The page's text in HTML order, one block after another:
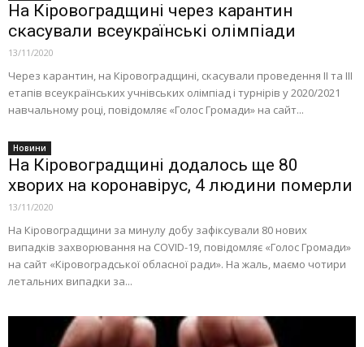
На Кіровоградщині через карантин
скасували всеукраїнські олімпіади
13/11/2020
Через карантин, на Кіровоградщині, скасували проведення ІІ та ІІІ
етапів всеукраїнських учнівських олімпіад і турнірів у 2020/2021
навчальному році, повідомляє «Голос Громади» на сайт...
Новини
На Кіровоградщині додалось ще 80
хворих на коронавірус, 4 людини померли
13/11/2020
На Кіровоградщини за минулу добу зафіксували 80 нових
випадків захворювання на COVID-19, повідомляє «Голос Громади»
на сайт «Кіровоградської обласної ради». На жаль, маємо чотири
летальних випадки за...